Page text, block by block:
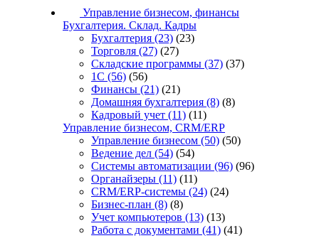
Управление бизнесом, финансы
Бухгалтерия. Склад. Кадры
Бухгалтерия (23) (23)
Торговля (27) (27)
Складские программы (37) (37)
1С (56) (56)
Финансы (21) (21)
Домашняя бухгалтерия (8) (8)
Кадровый учет (11) (11)
Управление бизнесом, CRM/ERP
Управление бизнесом (50) (50)
Ведение дел (54) (54)
Системы автоматизации (96) (96)
Органайзеры (11) (11)
CRM/ERP-системы (24) (24)
Бизнес-план (8) (8)
Учет компьютеров (13) (13)
Работа с документами (41) (41)